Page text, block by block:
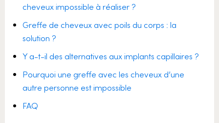
cheveux impossible à réaliser ?
Greffe de cheveux avec poils du corps : la
solution ?
Y a-t-il des alternatives aux implants capillaires ?
Pourquoi une greffe avec les cheveux d’une
autre personne est impossible
FAQ